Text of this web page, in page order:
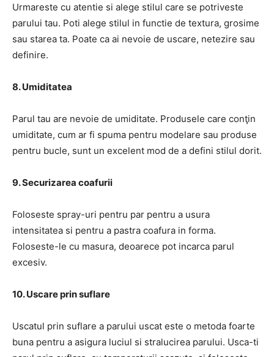
Urmareste cu atentie si alege stilul care se potriveste
parului tau. Poti alege stilul in functie de textura, grosime
sau starea ta. Poate ca ai nevoie de uscare, netezire sau
definire.
8. Umiditatea
Parul tau are nevoie de umiditate. Produsele care conţin
umiditate, cum ar fi spuma pentru modelare sau produse
pentru bucle, sunt un excelent mod de a defini stilul dorit.
9. Securizarea coafurii
Foloseste spray-uri pentru par pentru a usura
intensitatea si pentru a pastra coafura in forma.
Foloseste-le cu masura, deoarece pot incarca parul
excesiv.
10. Uscare prin suflare
Uscatul prin suflare a parului uscat este o metoda foarte
buna pentru a asigura luciul si stralucirea parului. Usca-ti